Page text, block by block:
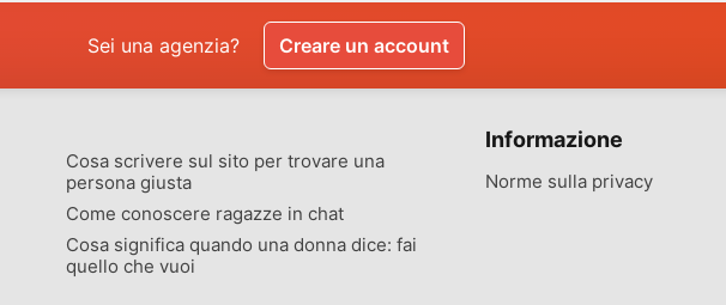
Sei una agenzia? Creare un account
Cosa scrivere sul sito per trovare una
persona giusta
Come conoscere ragazze in chat
Cosa significa quando una donna dice: fai
quello che vuoi
Informazione
Norme sulla privacy